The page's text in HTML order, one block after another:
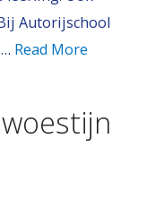
Autorijschool
Read More